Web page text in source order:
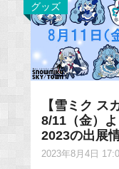
グッズ
【雪ミク ス
8/11（金）
2023の出展
2023年8月4日